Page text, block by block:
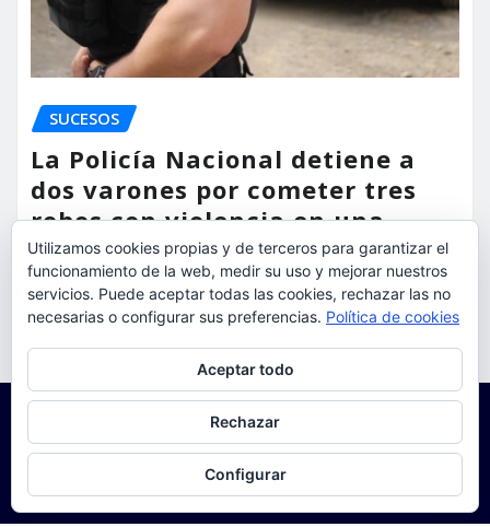
SUCESOS
La Policía Nacional detiene a
dos varones por cometer tres
robos con violencia en una
misma mañana
torrent al dia Ago 7, 2026
Utilizamos cookies propias y de terceros para garantizar el
funcionamiento de la web, medir su uso y mejorar nuestros
servicios. Puede aceptar todas las cookies, rechazar las no
necesarias o configurar sus preferencias. Política de cookies
Aceptar todo
Rechazar
Configurar
Para obtener más información, incluido cómo gestionar las cookies,